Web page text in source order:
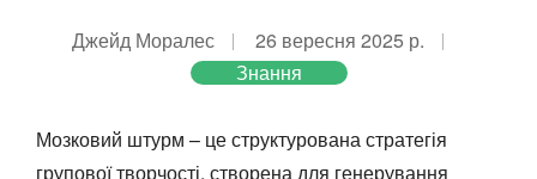
Джейд Моралес
26 вересня 2025 р.
Знання
Мозковий штурм – це структурована стратегія
групової творчості, створена для генерування